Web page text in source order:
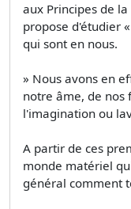
aux Principes de
propose d'étudier
qui sont en nous.
» Nous avons en
notre âme, de nos
l'imagination ou
A partir de ces
monde matériel
général comment